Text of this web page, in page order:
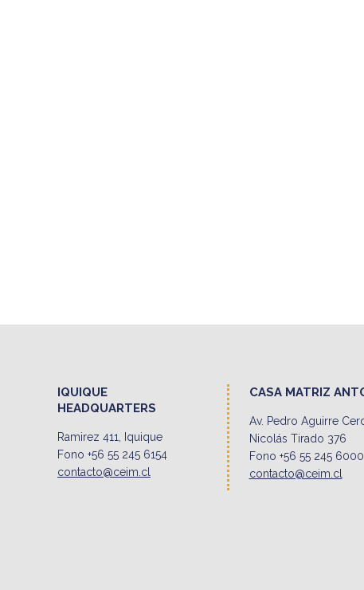
IQUIQUE
HEADQUARTERS
Ramirez 411, Iquique
Fono +56 55 245 6154
contacto@ceim.cl
CASA MATRIZ
Av. Pedro Aguirre
Nicolás Tirado 376
Fono +56 55 245 6000
contacto@ceim.cl